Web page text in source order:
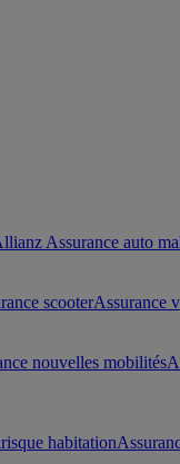
Assurance auto
scooterAssurance
nouvelles mobilités
habitation